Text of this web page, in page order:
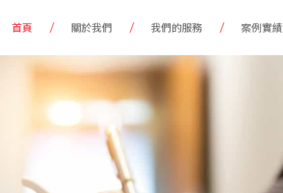
首頁 關於我們 我們的服務 案例實績